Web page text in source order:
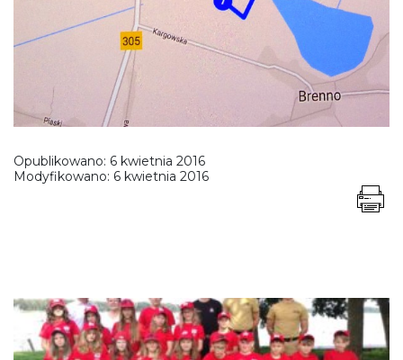
Opublikowano: 6 kwietnia 2016
Modyfikowano: 6 kwietnia 2016